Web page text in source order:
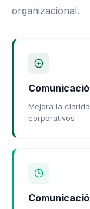
organizacional.
Mejora la
corporativos